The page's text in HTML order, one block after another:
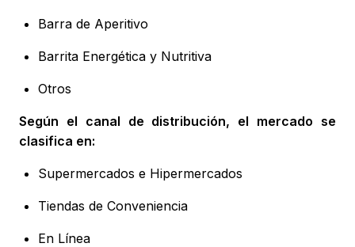
Barra de Aperitivo
Barrita Energética y Nutritiva
Otros
Según el canal de distribución, el mercado se
clasifica en:
Supermercados e Hipermercados
Tiendas de Conveniencia
En Línea